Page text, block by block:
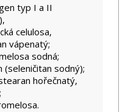
typ I a II
celulosa,
vápenatý;
sodná;
(seleničitan sodný);
hořečnatý,